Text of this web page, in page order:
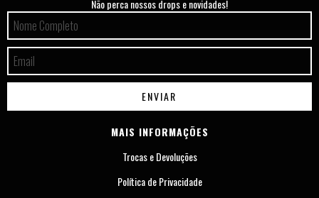
Não perca nossos drops e novidades!
MAIS INFORMAÇÕES
Trocas e Devoluções
Política de Privacidade